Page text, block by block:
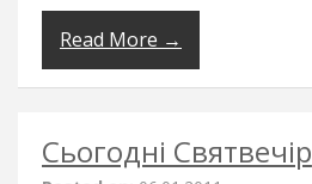
Read More →
Сьогодні Святвечір